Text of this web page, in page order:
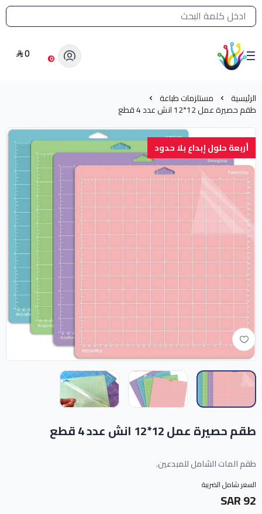
القائمة الرئيسية لمتجر الشرق النادر
الشرق النادر بيع مستلزمات طباعة حرارية 0
0
الرئيسية مستلزمات طباعة
طقم حصيرة عمل 12*12 انش عدد 4 قطع
أربعة حلول إبداع بلا حدود
طقم حصيرة عمل 12*12 انش عدد 4 قطع
طقم المات الشامل للمبدعين.
السعر شامل الضريبة
92 SAR